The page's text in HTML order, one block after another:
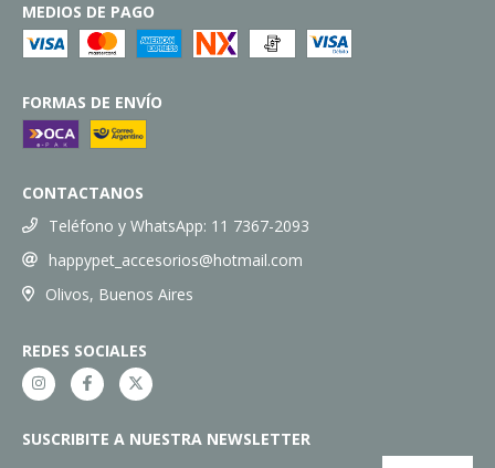
MEDIOS DE PAGO
FORMAS DE ENVÍO
CONTACTANOS
Teléfono y WhatsApp: 11 7367-2093
happypet_accesorios@hotmail.com
Olivos, Buenos Aires
REDES SOCIALES
SUSCRIBITE A NUESTRA NEWSLETTER